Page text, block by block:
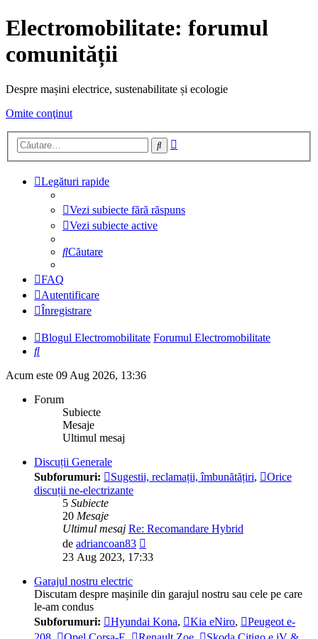
Electromobilitate: forumul
comunității
Despre mașini electrice, sustenabilitate și ecologie
Omite conţinut
Căutare
Legături rapide
Vezi subiecte fără răspuns
Vezi subiecte active
Căutare
FAQ
Autentificare
Înregistrare
Blogul Electromobilitate Forumul Electromobilitate
Căutare
Acum este 09 Aug 2026, 13:36
Forum
Subiecte
Mesaje
Ultimul mesaj
Discuții Generale
Subforumuri:
Sugestii, reclamații, îmbunătățiri,
Orice
discuții ne-electrizante
5 Subiecte
20 Mesaje
Ultimul mesaj Re: Recomandare Hybrid
de adriancoan83
ultimul
23 Aug 2023, 17:33
Garajul nostru electric
Discutam despre mașinile din garajul nostru sau cele pe care
le-am condus
Subforumuri:
Hyundai Kona, Kia eNiro,
Peugeot e-